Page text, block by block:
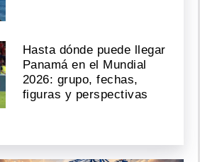
Hasta dónde puede llegar
Panamá en el Mundial
2026: grupo, fechas,
figuras y perspectivas